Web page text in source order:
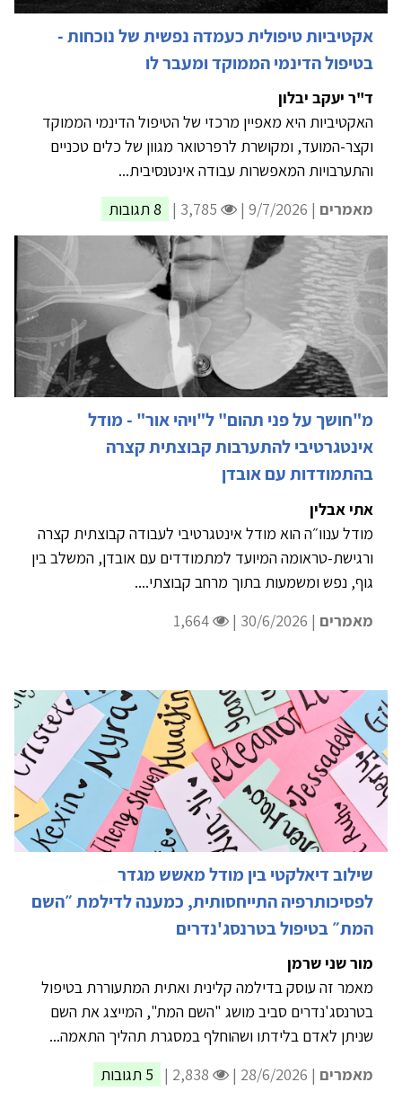
אקטיביות טיפולית כעמדה נפשית של נוכחות -
בטיפול הדינמי הממוקד ומעבר לו
ד"ר יעקב יבלון
האקטיביות היא מאפיין מרכזי של הטיפול הדינמי הממוקד
וקצר-המועד, ומקושרת לרפרטואר מגוון של כלים טכניים
והתערבויות המאפשרות עבודה אינטנסיבית...
מאמרים | 9/7/2026 | 8 תגובות
מ"חושך על פני תהום" ל"ויהי אור" - מודל
אינטגרטיבי להתערבות קבוצתית קצרה
בהתמודדות עם אובדן
אתי אבלין
מודל ענוו״ה הוא מודל אינטגרטיבי לעבודה קבוצתית קצרה
ורגישת-טראומה המיועד למתמודדים עם אובדן, המשלב בין
גוף, נפש ומשמעות בתוך מרחב קבוצתי....
מאמרים | 30/6/2026 |
שילוב דיאלקטי בין מודל מאשש מגדר
לפסיכותרפיה התייחסותית, כמענה לדילמת ״השם
המת״ בטיפול בטרנסג'נדרים
מור שני שרמן
מאמר זה עוסק בדילמה קלינית ואתית המתעוררת בטיפול
בטרנסג'נדרים סביב מושג "השם המת", המייצג את השם
שניתן לאדם בלידתו ושהוחלף במסגרת תהליך התאמה...
מאמרים | 28/6/2026 | 5 תגובות